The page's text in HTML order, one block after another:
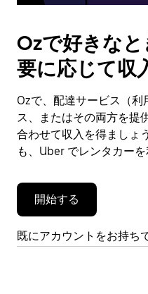
ン
で
カ
ン
ダ
ー
を
閉
ま
す。
Ozで好きな
要に応じて収
Ozで、配達サービス（
ス、またはその両方を提
合わせて収入を得ましょ
も、Uber でレンタカー
開始する
既にアカウントをお持ち